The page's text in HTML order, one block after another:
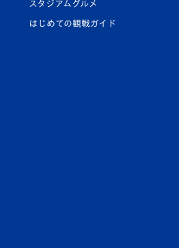
スタジアムグルメ
はじめての観戦ガイド